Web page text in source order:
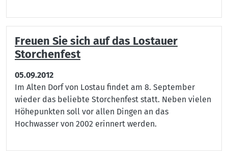
Freuen Sie sich auf das Lostauer
Storchenfest
05.09.2012
Im Alten Dorf von Lostau findet am 8. September
wieder das beliebte Storchenfest statt. Neben vielen
Höhepunkten soll vor allen Dingen an das
Hochwasser von 2002 erinnert werden.